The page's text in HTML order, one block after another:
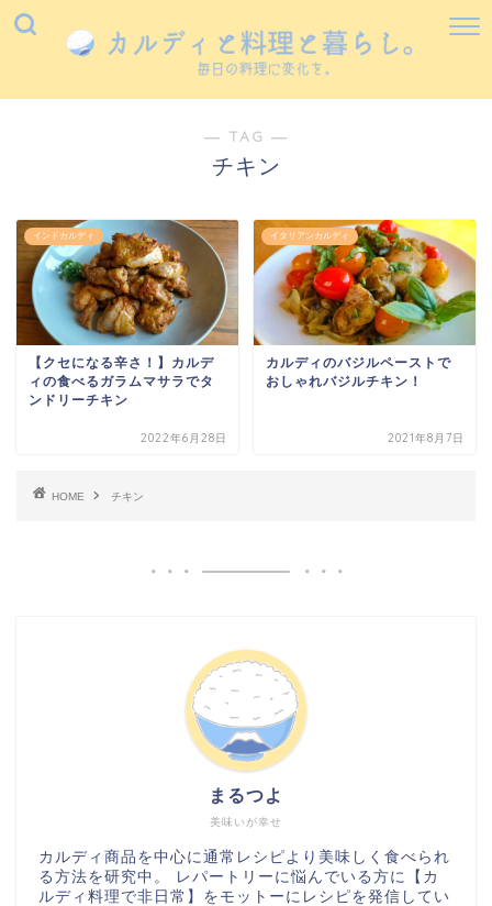
― TAG ―
チキン
インドカルディ
【クセになる辛さ！】カルデ
ィの食べるガラムマサラでタ
ンドリーチキン
2022年6月28日
イタリアンカルディ
カルディのバジルペーストで
おしゃれバジルチキン！
2021年8月7日
HOME チキン
美味いが幸せ
まるつよ
カルディ商品を中心に通常レシピより美味しく食べられ
る方法を研究中。 レパートリーに悩んでいる方に【カ
ルディ料理で非日常】をモットーにレシピを発信してい